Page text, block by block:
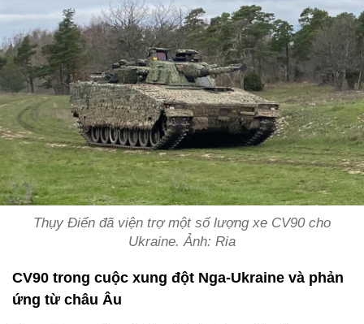
Thụy Điển đã viện trợ một số lượng xe CV90 cho
Ukraine. Ảnh: Ria
CV90 trong cuộc xung đột Nga-Ukraine và phản
ứng từ châu Âu